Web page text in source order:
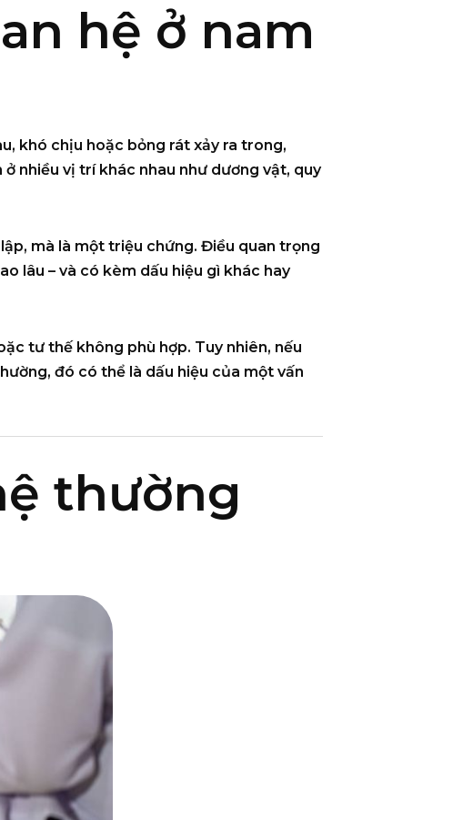
hệ ở nam
khó chịu hoặc bỏng rát xảy ra trong,
nhiều vị trí khác nhau như dương vật, quy
, mà là một triệu chứng. Điều quan trọng
lâu – và có kèm dấu hiệu gì khác hay
tư thế không phù hợp. Tuy nhiên, nếu
đó có thể là dấu hiệu của một vấn
thường